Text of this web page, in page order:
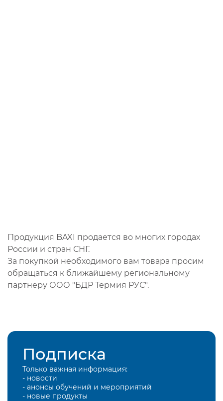
Продукция BAXI продается во многих городах
России и стран СНГ.
За покупкой необходимого вам товара просим
обращаться к ближайшему региональному
партнеру ООО "БДР Термия РУС".
Подписка
Только важная информация:
- новости
- анонсы обучений и мероприятий
- новые продукты